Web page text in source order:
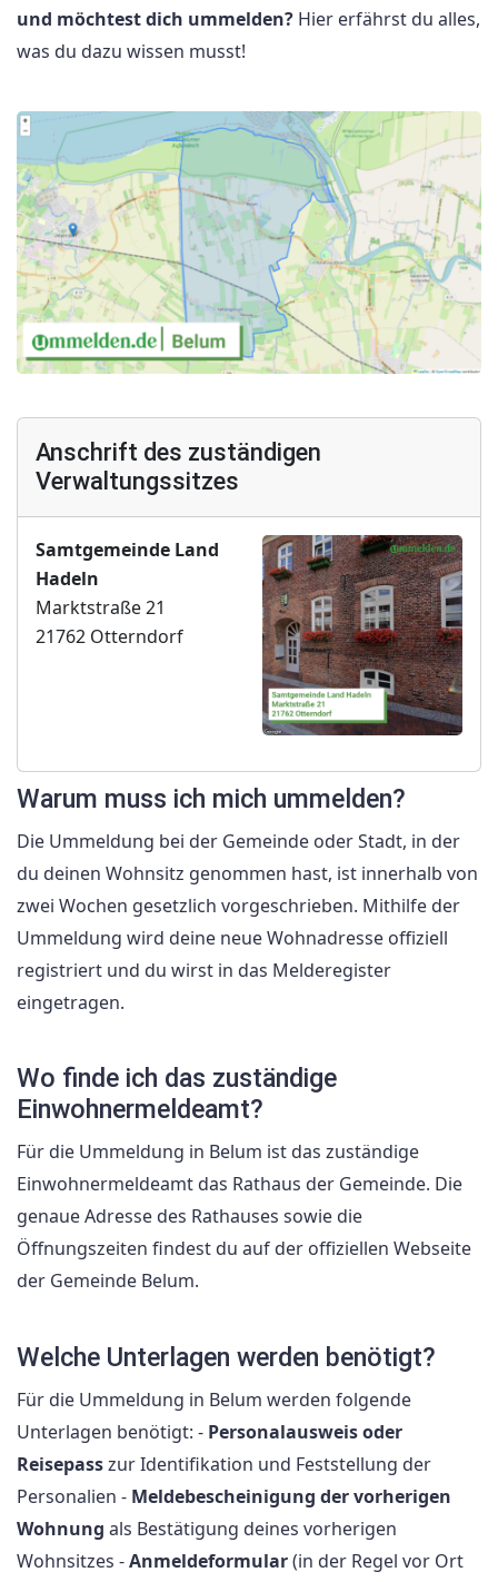
und möchtest dich ummelden? Hier erfährst du alles,
was du dazu wissen musst!
Anschrift des zuständigen
Verwaltungssitzes
Samtgemeinde Land
Hadeln
Marktstraße 21
21762 Otterndorf
Warum muss ich mich ummelden?
Die Ummeldung bei der Gemeinde oder Stadt, in der
du deinen Wohnsitz genommen hast, ist innerhalb von
zwei Wochen gesetzlich vorgeschrieben. Mithilfe der
Ummeldung wird deine neue Wohnadresse offiziell
registriert und du wirst in das Melderegister
eingetragen.
Wo finde ich das zuständige
Einwohnermeldeamt?
Für die Ummeldung in Belum ist das zuständige
Einwohnermeldeamt das Rathaus der Gemeinde. Die
genaue Adresse des Rathauses sowie die
Öffnungszeiten findest du auf der offiziellen Webseite
der Gemeinde Belum.
Welche Unterlagen werden benötigt?
Für die Ummeldung in Belum werden folgende
Unterlagen benötigt: - Personalausweis oder
Reisepasszur Identifikation und Feststellung der
Personalien - Meldebescheinigung der vorherigen
Wohnung als Bestätigung deines vorherigen
Wohnsitzes -Anmeldeformular(in der Regel vor Ort